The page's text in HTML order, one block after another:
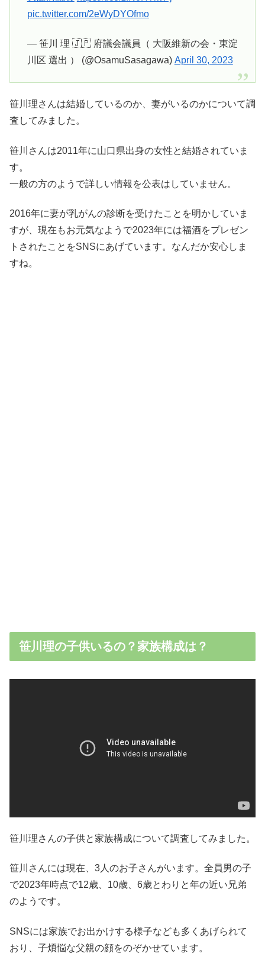
pic.twitter.com/2eWyDYOfmo
— 笹川 理 🇯🇵 府議会議員（ 大阪維新の会・東淀
川区 選出 ） (@OsamuSasagawa) April 30, 2023
笹川理さんは結婚しているのか、妻がいるのかについて調
査してみました。
笹川さんは2011年に山口県出身の女性と結婚されていま
す。
一般の方のようで詳しい情報を公表はしていません。
2016年に妻が乳がんの診断を受けたことを明かしていま
すが、現在もお元気なようで2023年には福酒をプレゼン
トされたことをSNSにあげています。なんだか安心しま
すね。
笹川理の子供いるの？家族構成は？
笹川理さんの子供と家族構成について調査してみました。
笹川さんには現在、3人のお子さんがいます。全員男の子
で2023年時点で12歳、10歳、6歳とわりと年の近い兄弟
のようです。
SNSには家族でお出かけする様子なども多くあげられて
おり、子煩悩な父親の顔をのぞかせています。